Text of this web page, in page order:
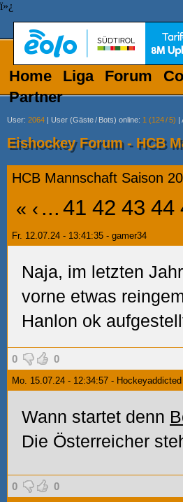
ï»¿
Home Liga Forum
Partner
User: 2064 | User (Gäste/ Bots) online: 1 (124/5) |
Eishockey Forum - HCB
HCB Mannschaft Saison
« ‹ ... 41 42 43 44
Fr. 12.07.24 - 13:41:35 - gamer34
Naja, im letzten
vorne etwas
Hanlon ok
0 0
Mo. 15.07.24 - 12:34:57 - Hockeyaddicted
Wann startet denn
Die Österreicher
0 0